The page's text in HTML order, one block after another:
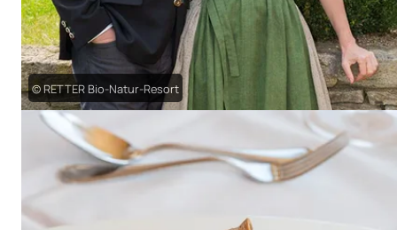
© RETTER Bio-Natur-Resort